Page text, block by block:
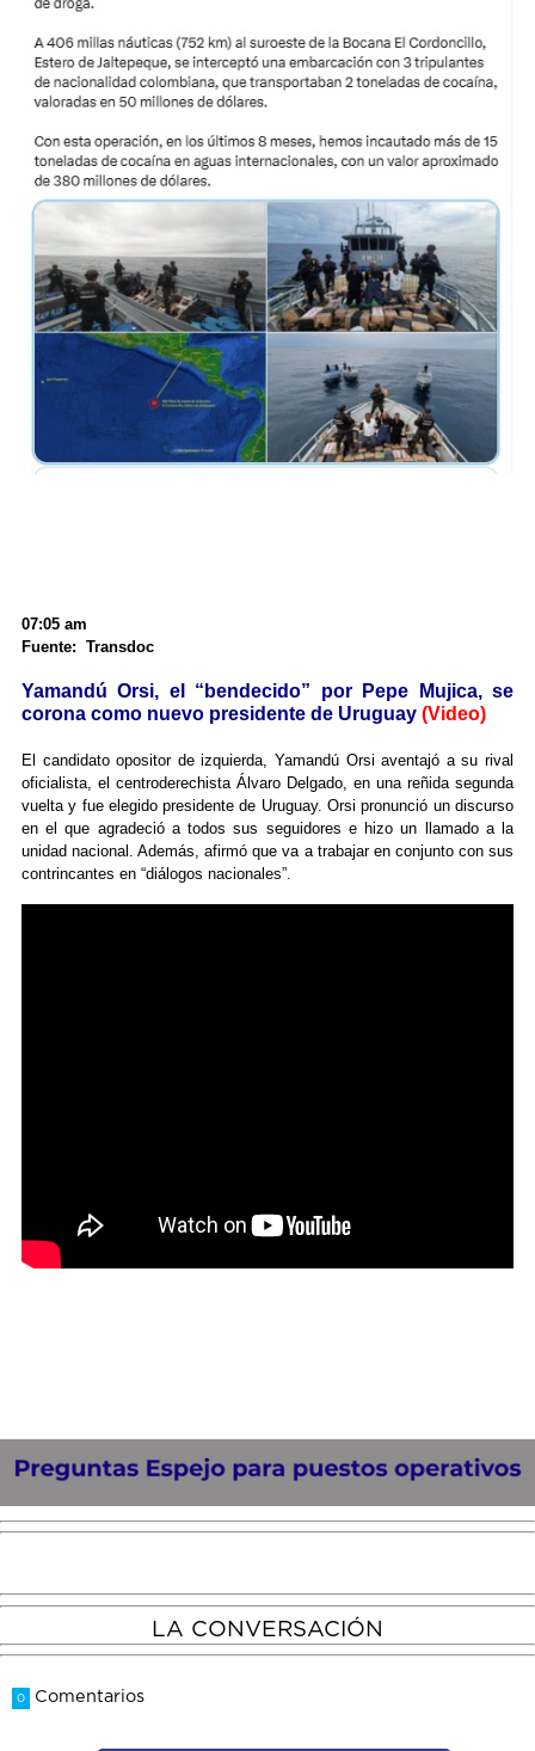
07:05 am
Fuente: Transdoc
Yamandú Orsi, el “bendecido” por Pepe Mujica, se
corona como nuevo presidente de Uruguay(Video)
El candidato opositor de izquierda, Yamandú Orsi aventajó a su rival
oficialista, el centroderechista Álvaro Delgado, en una reñida segunda
vuelta y fue elegido presidente de Uruguay. Orsi pronunció un discurso
en el que agradeció a todos sus seguidores e hizo un llamado a la
unidad nacional. Además, afirmó que va a trabajar en conjunto con sus
contrincantes en “diálogos nacionales”.
LA CONVERSACIÓN
0 Comentarios